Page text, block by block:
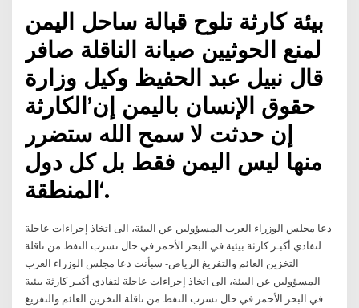
بيئة كارثة تلوح قبالة ساحل اليمن
لمنع الحوثيين صيانة الناقلة صافر
قال نبيل عبد الحفيظ وكيل وزارة
حقوق الإنسان باليمن إن’الكارثة
إن حدثت لا سمح الله ستضرر
منها ليس اليمن فقط بل كل دول
المنطقة‘.
دعا مجلس الوزراء العرب المسؤولين عن البيئة، الى اتخاذ إجراءات عاجلة
لتفادي أكبـر كارثة بيئية في البحر الأحمر في حال تسرب النفط من ناقلة
التخزين العائم والتفريغ الرياض- سبأنت دعا مجلس الوزراء العرب
المسؤولين عن البيئة، الى اتخاذ إجراءات عاجلة لتفادي أكبـر كارثة بيئية
في البحر الأحمر في حال تسرب النفط من ناقلة التخزين العائم والتفريغ